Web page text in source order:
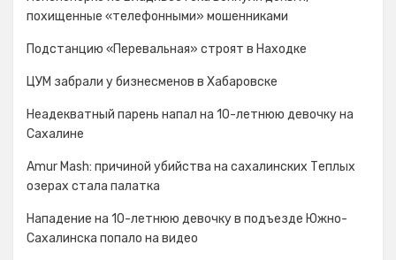
похищенные «телефонными» мошенниками
Подстанцию «Перевальная» строят в Находке
ЦУМ забрали у бизнесменов в Хабаровске
Неадекватный парень напал на 10-летнюю девочку на
Сахалине
Amur Mash: причиной убийства на сахалинских Теплых
озерах стала палатка
Нападение на 10-летнюю девочку в подъезде Южно-
Сахалинска попало на видео